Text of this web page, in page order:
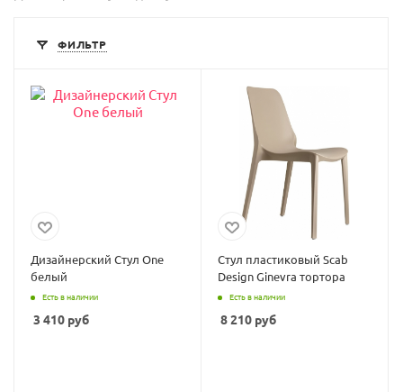
ФИЛЬТР
Дизайнерский Стул One
белый
Есть в наличии
3 410 руб
Стул пластиковый Scab
Design Ginevra тортора
Есть в наличии
8 210 руб